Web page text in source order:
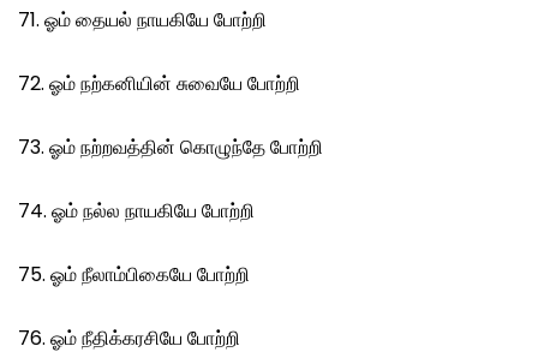
71. ஓம் தையல் நாயகியே போற்றி
72. ஓம் நற்கனியின் சுவையே போற்றி
73. ஓம் நற்றவத்தின் கொழுந்தே போற்றி
74. ஓம் நல்ல நாயகியே போற்றி
75. ஓம் நீலாம்பிகையே போற்றி
76. ஓம் நீதிக்கரசியே போற்றி